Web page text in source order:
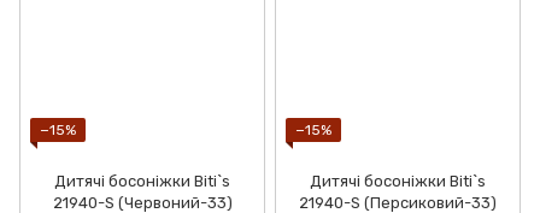
−15%
Дитячі босоніжки Biti`s
21940-S (Червоний-33)
−15%
Дитячі босоніжки Biti`s
21940-S (Персиковий-33)